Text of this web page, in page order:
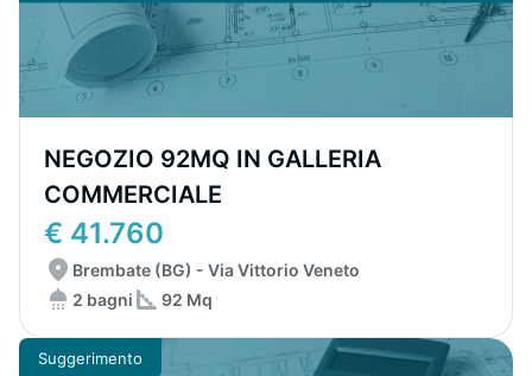
NEGOZIO 92MQ IN GALLERIA
COMMERCIALE
€ 41.760
Brembate (BG) - Via Vittorio Veneto
2 bagni
92 Mq
Suggerimento